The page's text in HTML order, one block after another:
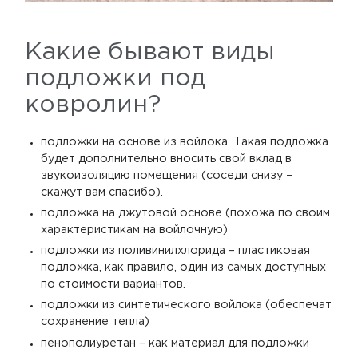
Какие бывают виды
подложки под
ковролин?
подложки на основе из войлока. Такая подложка
будет дополнительно вносить свой вклад в
звукоизоляцию помещения (соседи снизу –
скажут вам спасибо).
подложка на джутовой основе (похожа по своим
характеристикам на войлочную)
подложки из поливинилхлорида – пластиковая
подложка, как правило, один из самых доступных
по стоимости вариантов.
подложки из синтетического войлока (обеспечат
сохранение тепла)
пенополиуретан – как материал для подложки